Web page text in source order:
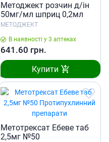
Методжект розчин д/iн
50мг/мл шприц 0,2мл
МЕТОДЖЕКТ
В наявності у 3 аптеках
641.60 грн.
Купити
Метотрексат Ебеве таб
2,5мг №50